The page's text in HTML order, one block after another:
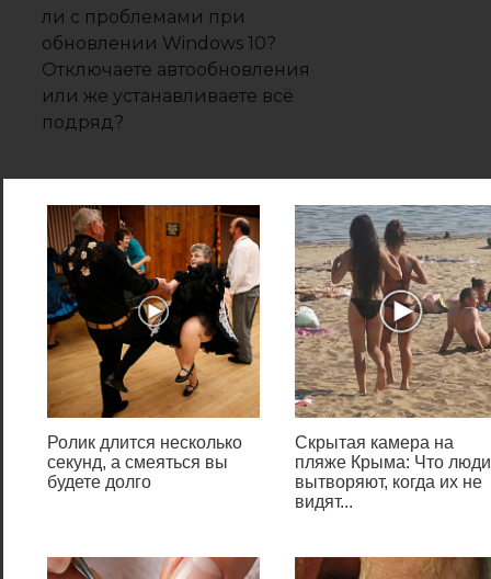
ли с проблемами при
обновлении Windows 10?
Отключаете автообновления
или же устанавливаете всё
подряд?
Show or hide updates
С помощью
Show or hide updates совсем
остановить работу системы
апдейтов нельзя, но отменить
автообновление пакетов
данных можно. Скачивается
программа на ресурсе
Microsoft, распространяется по
бесплатной лицензии.
использованию:
Ролик длится несколько
секунд, а смеяться вы
будете долго
Скрытая камера на
пляже Крыма: Что люди
вытворяют, когда их не
видят...